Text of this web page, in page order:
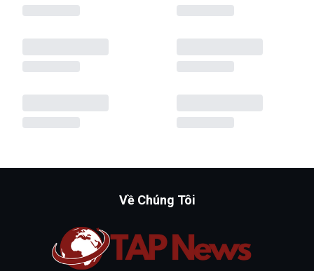
Về Chúng Tôi